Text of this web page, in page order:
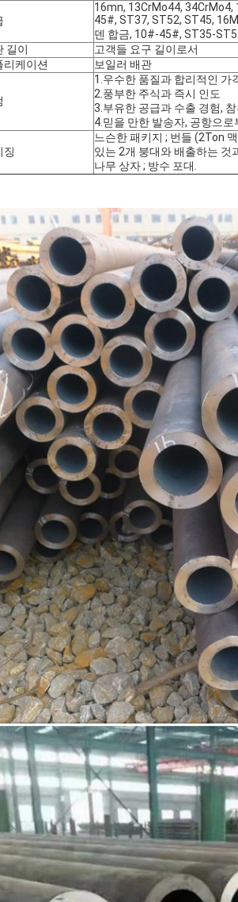
16mn, 13CrMo44, 34CrMo4,
45#, ST37, ST52, ST45,
덴 합금, 10#-45#, ST35-
길이
고객들 요구 길이로서
리케이션
보일러 배관
1.우수한 품질과 합리적인 가
2.풍부한 주식과 즉시 인도
3.부유한 공급과 수출 경험,
4.믿을 만한 발송자, 공항으로
징
느슨한 패키지 ; 번들 (2Ton
있는 2개 붕대와 배출하는 것
나무 상자 ; 방수 포대.